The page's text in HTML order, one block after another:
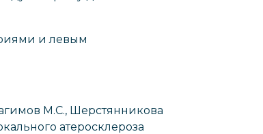
и левым
М.С., Шерстянникова
атеросклероза